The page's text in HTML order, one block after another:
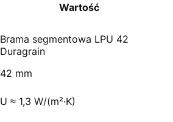
Wartość
Brama segmentowa LPU 42
Duragrain
42 mm
U ≈ 1,3 W/(m²·K)